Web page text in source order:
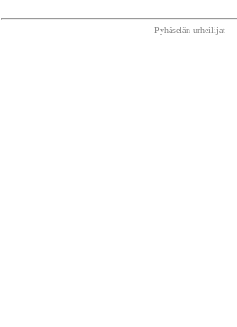
Pyhäselän urheilijat